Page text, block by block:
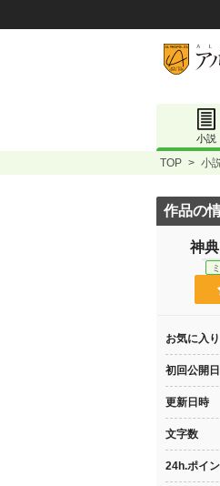
小説
TOP > 小
作品の
神典
お気に入り
初回公開
更新日時
文字数
24h.ポイ